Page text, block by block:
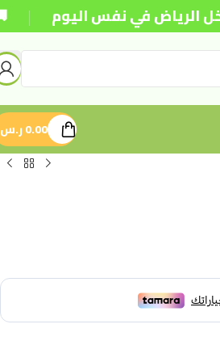
في نفس اليوم |
🚚
0.00ر.س